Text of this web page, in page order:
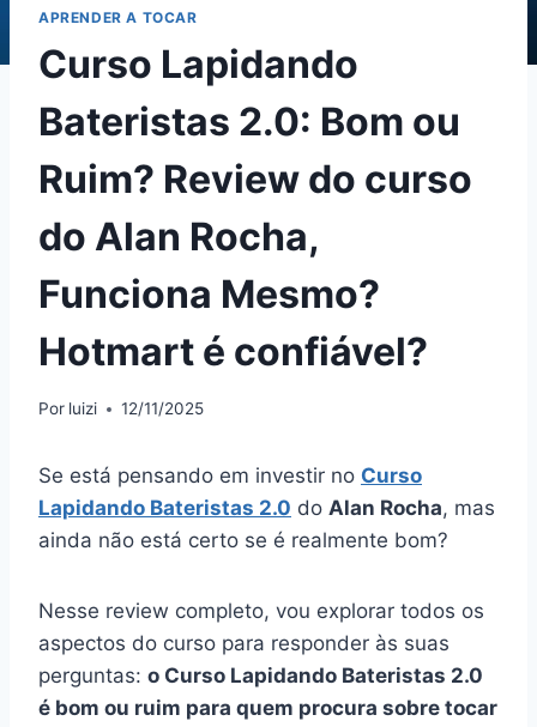
APRENDER A TOCAR
Curso Lapidando
Bateristas 2.0: Bom ou
Ruim? Review do curso
do Alan Rocha,
Funciona Mesmo?
Hotmart é confiável?
Por luizi 12/11/2025
Se está pensando em investir no Curso
Lapidando Bateristas 2.0 do Alan Rocha, mas
ainda não está certo se é realmente bom?
Nesse review completo, vou explorar todos os
aspectos do curso para responder às suas
perguntas: o Curso Lapidando Bateristas 2.0
é bom ou ruim para quem procura sobre tocar